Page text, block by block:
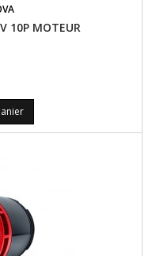
10P MOTEUR